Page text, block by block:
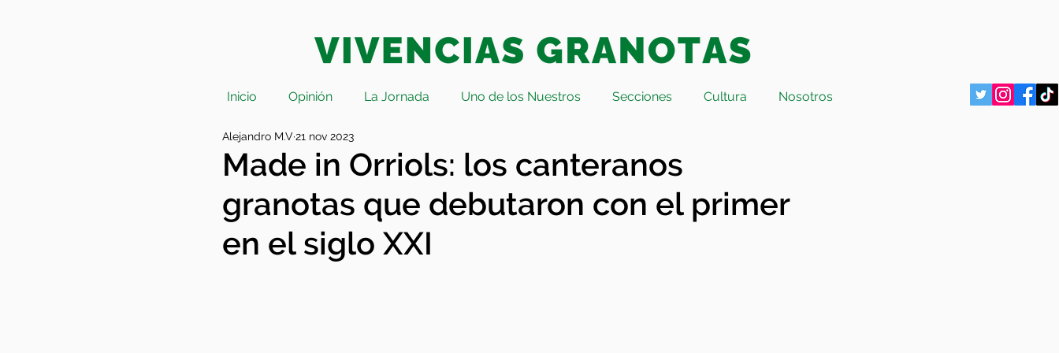
Inicio Opinión La Jornada Uno de los Nuestros Secciones Cultura Nosotros
Made in Orriols: los canteranos
granotas que debutaron con el primer
en el siglo XXI
Alejandro M.V21 nov 2023